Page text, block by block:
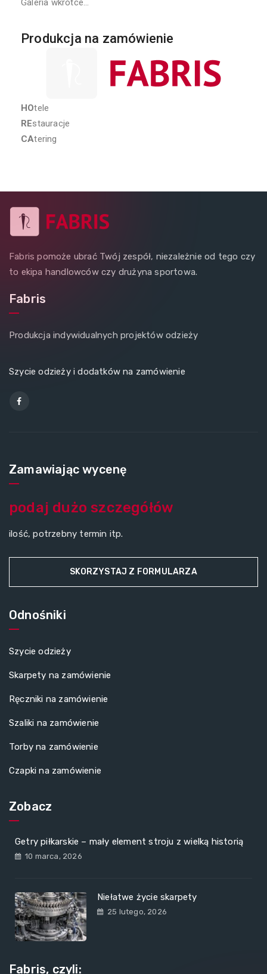
Galeria wkrótce…
Produkcja na zamówienie
HOtele
REstauracje
CAtering
Fabris pomoże ubrać Twój zespół, niezależnie od tego czy
to ekipa handlowców czy drużyna sportowa.
Fabris
Produkcja indywidualnych projektów odzieży
Szycie odzieży i dodatków na zamówienie
Zamawiając wycenę
podaj dużo szczegółów
ilość, potrzebny termin itp.
SKORZYSTAJ Z FORMULARZA
Odnośniki
Szycie odzieży
Skarpety na zamówienie
Ręczniki na zamówienie
Szaliki na zamówienie
Torby na zamówienie
Czapki na zamówienie
Zobacz
Getry piłkarskie – mały element stroju z wielką historią
10 marca, 2026
Niełatwe życie skarpety
25 lutego, 2026
Fabris, czyli: